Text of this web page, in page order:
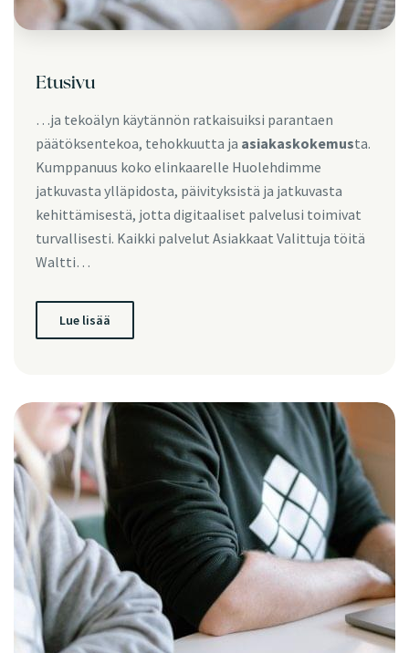
Etusivu
…ja tekoälyn käytännön ratkaisuiksi parantaen
päätöksentekoa, tehokkuutta ja asiakaskokemusta.
Kumppanuus koko elinkaarelle Huolehdimme
jatkuvasta ylläpidosta, päivityksistä ja jatkuvasta
kehittämisestä, jotta digitaaliset palvelusi toimivat
turvallisesti. Kaikki palvelut Asiakkaat Valittuja töitä
Waltti…
Lue lisää